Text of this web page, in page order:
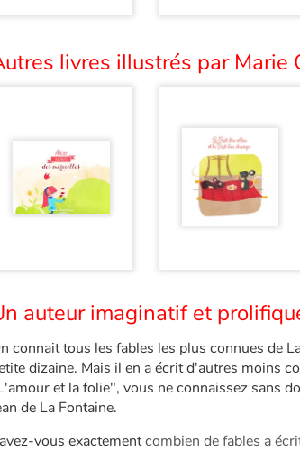
livres illustrés par Marie
auteur imaginatif et
connait tous les fables les plus connues de
dizaine. Mais il en a écrit d'autres moins
et la folie", vous ne connaissez sans
de La Fontaine.
vous exactementcombien de fables a